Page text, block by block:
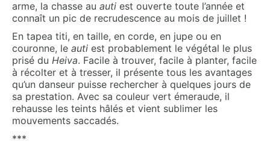
arme, la chasse au auti est ouverte toute l’année et
connaît un pic de recrudescence au mois de juillet !
En tapea titi, en taille, en corde, en jupe ou en
couronne, le auti est probablement le végétal le plus
prisé du Heiva. Facile à trouver, facile à planter, facile
à récolter et à tresser, il présente tous les avantages
qu’un danseur puisse rechercher à quelques jours de
sa prestation. Avec sa couleur vert émeraude, il
rehausse les teints hâlés et vient sublimer les
mouvements saccadés.
***